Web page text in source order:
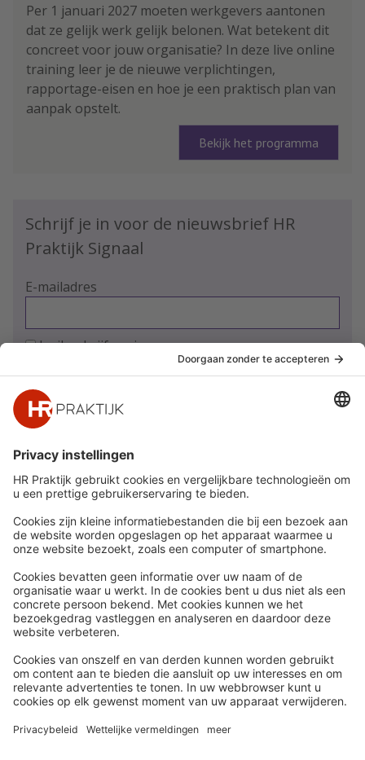
Per 1 januari 2027 moeten werkgevers aantonen
dat ze gelijk werk gelijk belonen. Wat betekent dit
concreet voor jouw organisatie? In deze live online
training leer je de nieuwe verplichtingen,
rapportage-eisen en hoe je een praktisch plan van
aanpak opstelt.
Bekijk het programma
Schrijf je in voor de nieuwsbrief HR
Praktijk Signaal
E-mailadres
Ja, ik schrijf me in
Snel naar
Nieuws
Whitepapers
Webinars
Word lid
Contact
Meer
HR Academy
HR Podcast
CHRO
HR Day
Volg Ons